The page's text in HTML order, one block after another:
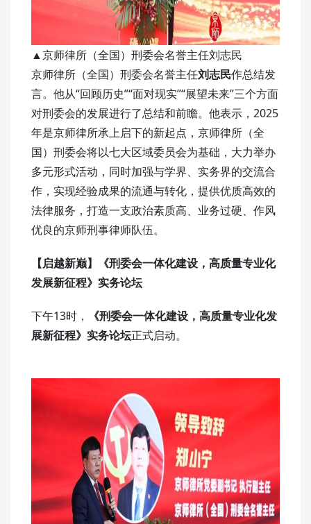
▲京师律所（全国）刑委会名誉主任刘志民
京师律所（全国）刑委会名誉主任刘志民作总结发
言。他从“回顾历史”“面对现实”“展望未来”三个方面
对刑委会的发展进行了总结和前瞻。他表示，2025
年是京师律所承上启下的新起点，京师律所（全
国）刑委会将以七大区域委员会为基础，大力举办
多元形式活动，同时加强与学界、实务界的交流合
作，实现经验成果的流通与转化，提供优质高效的
法律服务，打造一支政治素质高、业务过硬、作风
优良的京师刑事律师队伍。
【启越新巅】 《刑委会一体化建设， 高质量专业化
发展新征程》实务论坛
下午13时，
《刑委会一体化建设，高质量专业化发
展新征程》实务论坛正式启动。